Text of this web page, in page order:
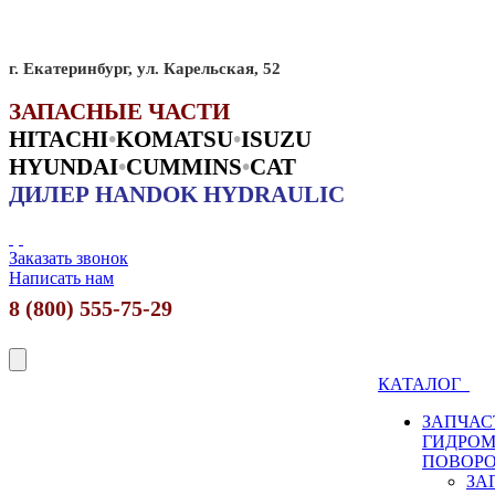
г. Екатеринбург, ул. Карельская, 52
ЗАПАСНЫЕ ЧАСТИ
HITACHI•KOMATSU•ISUZU
HYUNDAI•CUMMINS•CAT
ДИЛЕР HANDOK HYDRAULIC
Заказать звонок
Написать нам
8 (800) 555-75-29
КАТАЛОГ